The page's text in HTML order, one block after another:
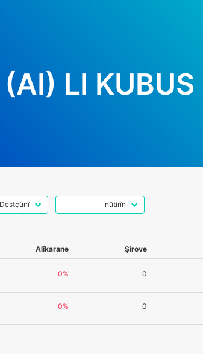
LI KUBUS
Şîrove
Alîkarane
0
0%
0
0%